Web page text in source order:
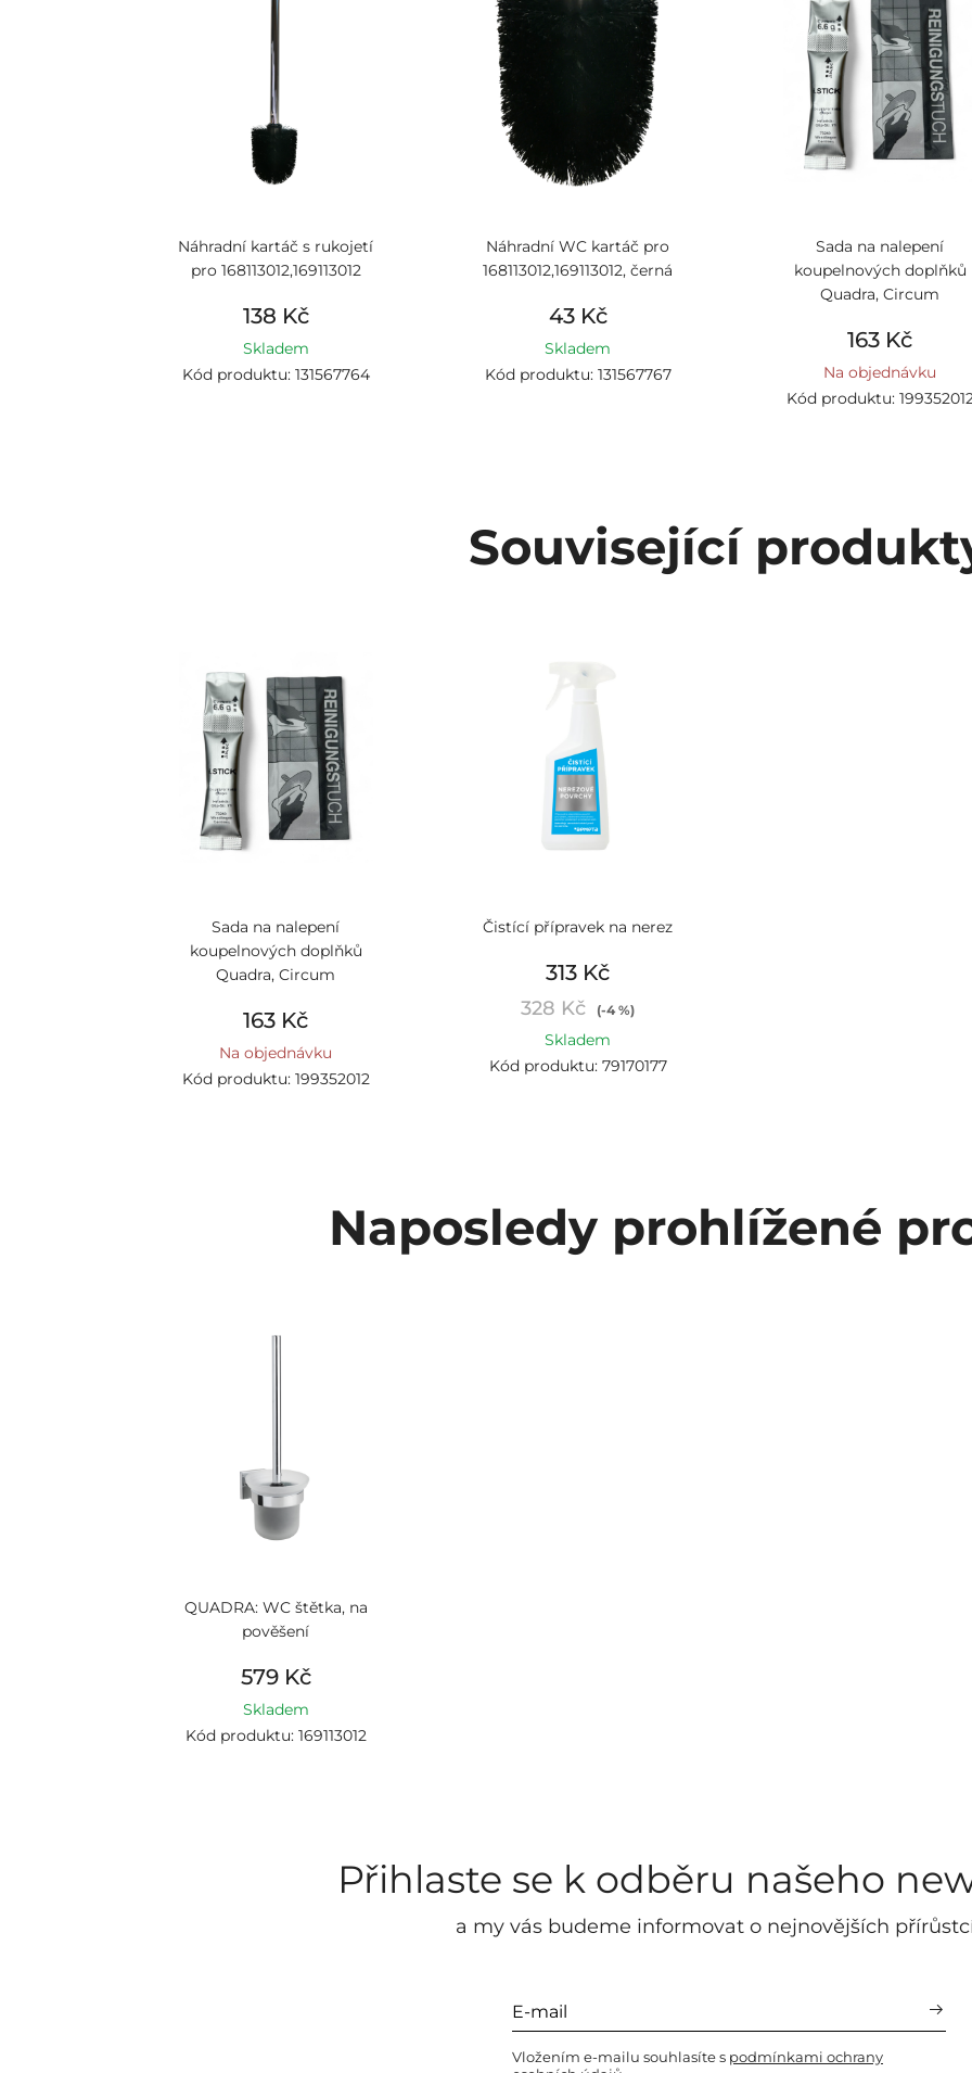
Náhradní kartáč s rukojetí
pro 168113012,169113012
138 Kč
Skladem
Kód produktu: 131567764
Náhradní WC kartáč pro
168113012,169113012, černá
43 Kč
Skladem
Kód produktu: 131567767
Sada na nalepení
koupelnových doplňků
Quadra, Circum
163 Kč
Na objednávku
Kód produktu:
Související
Sada na nalepení
koupelnových doplňků
Quadra, Circum
163 Kč
Na objednávku
Kód produktu: 199352012
Čistící přípravek na nerez
313 Kč
328 Kč (-4 %)
Skladem
Kód produktu: 79170177
Naposledy prohlížené
QUADRA: WC štětka, na
pověšení
579 Kč
Skladem
Kód produktu: 169113012
Přihlaste se k odběru našeho
a my vás budeme informovat o nejnovějších
Vložením e-mailu souhlasíte s podmínkami ochrany